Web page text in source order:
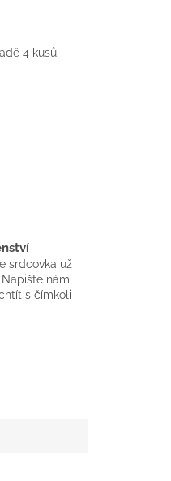
4 kusů.
srdcovka už
nám,
s čímkoli